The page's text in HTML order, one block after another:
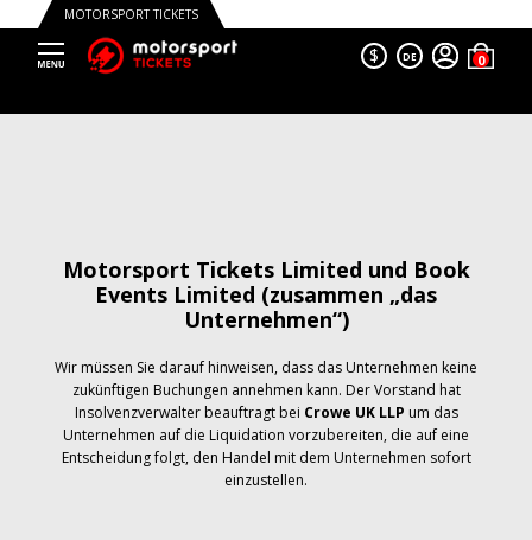
MOTORSPORT TICKETS
$ DE
Motorsport Tickets Limited und Book
Events Limited (zusammen „das
Unternehmen“)
Wir müssen Sie darauf hinweisen, dass das Unternehmen keine
zukünftigen Buchungen annehmen kann. Der Vorstand hat
Insolvenzverwalter beauftragt bei Crowe UK LLP um das
Unternehmen auf die Liquidation vorzubereiten, die auf eine
Entscheidung folgt, den Handel mit dem Unternehmen sofort
einzustellen.